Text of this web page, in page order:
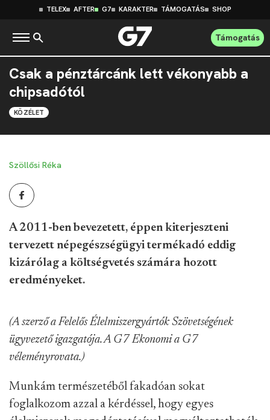
TELEX AFTER G7 KARAKTER TÁMOGATÁS SHOP
Támogatás
Csak a pénztárcánk lett vékonyabb a
chipsadótól
KÖZÉLET
Szöllősi Réka
A 2011-ben bevezetett, éppen kiterjeszteni
tervezett népegészségügyi termékadó eddig
kizárólag a költségvetés számára hozott
eredményeket.
(A szerző a Felelős Élelmiszergyártók Szövetségének
ügyvezető igazgatója. A G7 Ekonomi a G7
véleményrovata.)
Munkám természetéből fakadóan sokat
foglalkozom azzal a kérdéssel, hogy egyes